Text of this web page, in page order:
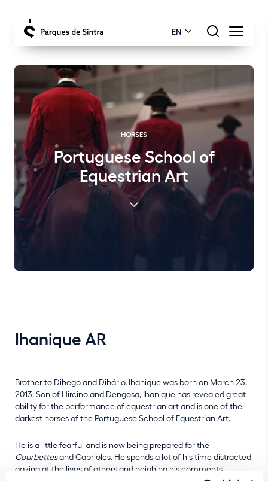
EN
HORSES
Portuguese School of
Equestrian Art
Ihanique AR
Brother to Dihego and Dihário, Ihanique was born on March 23,
2013. Son of Hircino and Dengosa, Ihanique has revealed great
ability for the performance of equestrian art and is one of the
darkest horses of the Portuguese School of Equestrian Art.
He is a little fearful and is now being prepared for the
Courbettesand Caprioles. He spends a lot of his time distracted,
gazing at the lives of others and neighing his comments.